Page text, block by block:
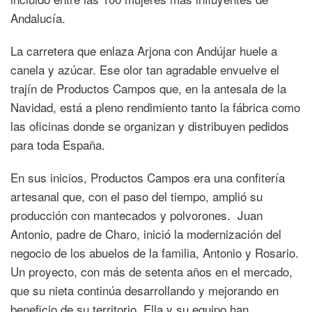
Andalucía.
La carretera que enlaza Arjona con Andújar huele a
canela y azúcar. Ese olor tan agradable envuelve el
trajín de Productos Campos que, en la antesala de la
Navidad, está a pleno rendimiento tanto la fábrica como
las oficinas donde se organizan y distribuyen pedidos
para toda España.
En sus inicios, Productos Campos era una confitería
artesanal que, con el paso del tiempo, amplió su
producción con mantecados y polvorones. Juan
Antonio, padre de Charo, inició la modernización del
negocio de los abuelos de la familia, Antonio y Rosario.
Un proyecto, con más de setenta años en el mercado,
que su nieta continúa desarrollando y mejorando en